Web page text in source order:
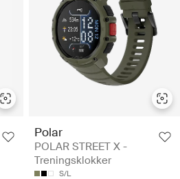
Polar
POLAR STREET X -
Treningsklokker
S/L